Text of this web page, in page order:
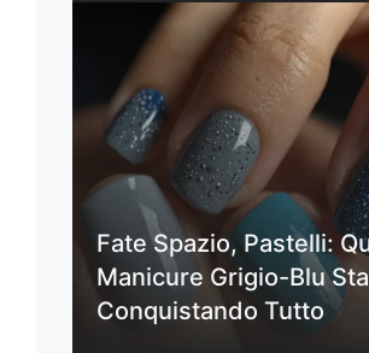
Fate Spazio, Pastelli:
Manicure Grigio-Blu Sta
Conquistando Tutto